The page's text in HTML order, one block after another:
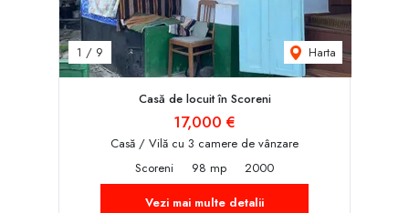
1 / 9 Harta
Casă de locuit în Scoreni
17,000 €
Casă / Vilă cu 3 camere de vânzare
Scoreni
98 mp
2000
Vezi mai multe detalii